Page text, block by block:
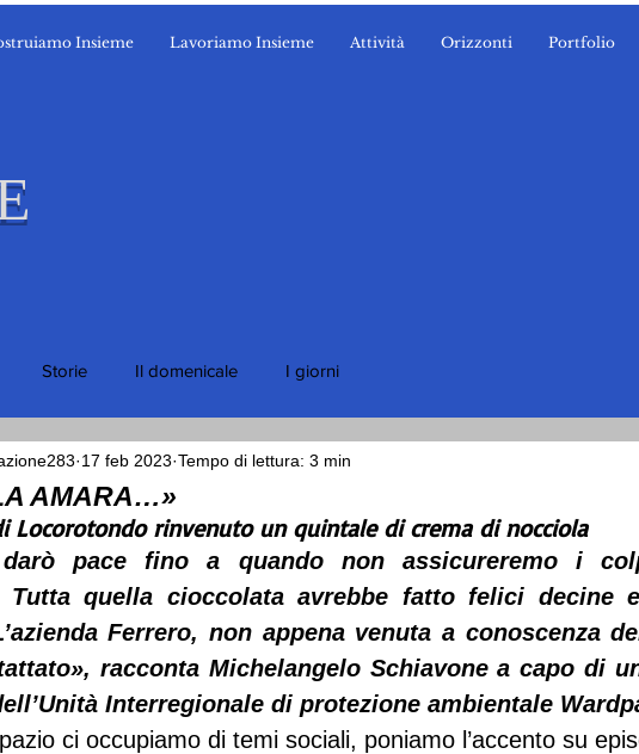
Insieme Lavoriamo Insieme Attività Orizzonti Portfolio
Storie Il domenicale I giorni
AMARA…»
17 feb 2023 Tempo di lettura: 3 min
Locorotondo rinvenuto un quintale di crema di nocciola
pace fino a quando non assicureremo i
Tutta quella cioccolata avrebbe fatto felici decine
Ferrero, non appena venuta a conoscenza
racconta Michelangelo Schiavone a capo di
Interregionale di protezione ambientale
ci occupiamo di temi sociali, poniamo l’accento su